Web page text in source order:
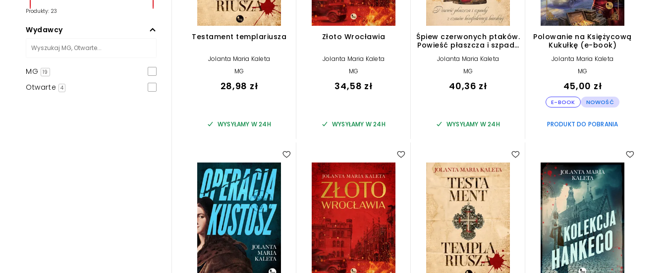
Produkty: 23
Wydawcy
MG 19
Otwarte 4
Testament templariusza
Jolanta Maria Kaleta
MG
28,98 zł
WYSYŁAMY W 24H
Złoto Wrocławia
Jolanta Maria Kaleta
MG
34,58 zł
WYSYŁAMY W 24H
Śpiew czerwonych ptaków.
Powieść płaszcza i szpady
Barskiej
Jolanta Maria Kaleta
MG
40,36 zł
WYSYŁAMY W 24H
Polowanie na Księżycową
Kukułkę (e-book)
Jolanta Maria Kaleta
MG
45,00 zł
E-BOOK NOWOŚĆ
PRODUKT DO POBRANIA